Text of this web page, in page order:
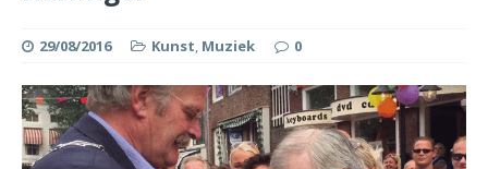
29/08/2016 Kunst, Muziek 0